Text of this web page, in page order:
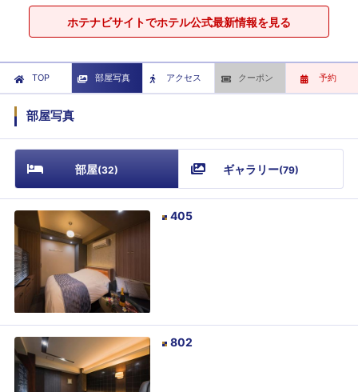
ホテナビサイトでホテル公式最新情報を見る
TOP 部屋写真 アクセス クーポン 予約
部屋写真
部屋(32) ギャラリー(79)
405
802